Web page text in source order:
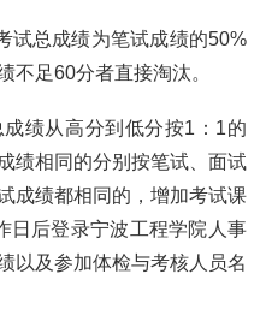
试总成绩为笔试成绩的50%
不足60分者直接淘汰。
绩从高分到低分按1：1的
绩相同的分别按笔试、面试
成绩都相同的，增加考试课
日后登录宁波工程学院人事
以及参加体检与考核人员名